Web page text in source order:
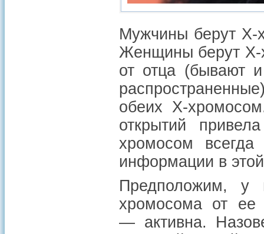
Мужчины берут X-
Женщины берут X-
от отца (бывают
обеих X-
открытий
хромосом
информации в
Предположим, у
хромосома от ее
— активна.